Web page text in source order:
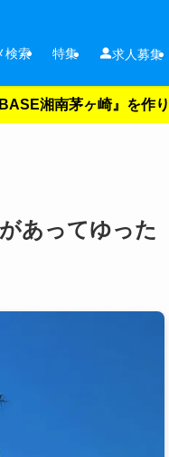
検索 特集 求人募集
湘南茅ヶ崎』を作り
あってゆった